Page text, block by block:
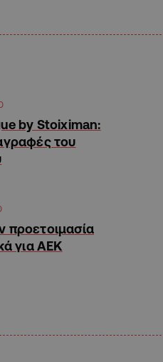
by Stoiximan:
του
προετοιμασία
για ΑΕΚ